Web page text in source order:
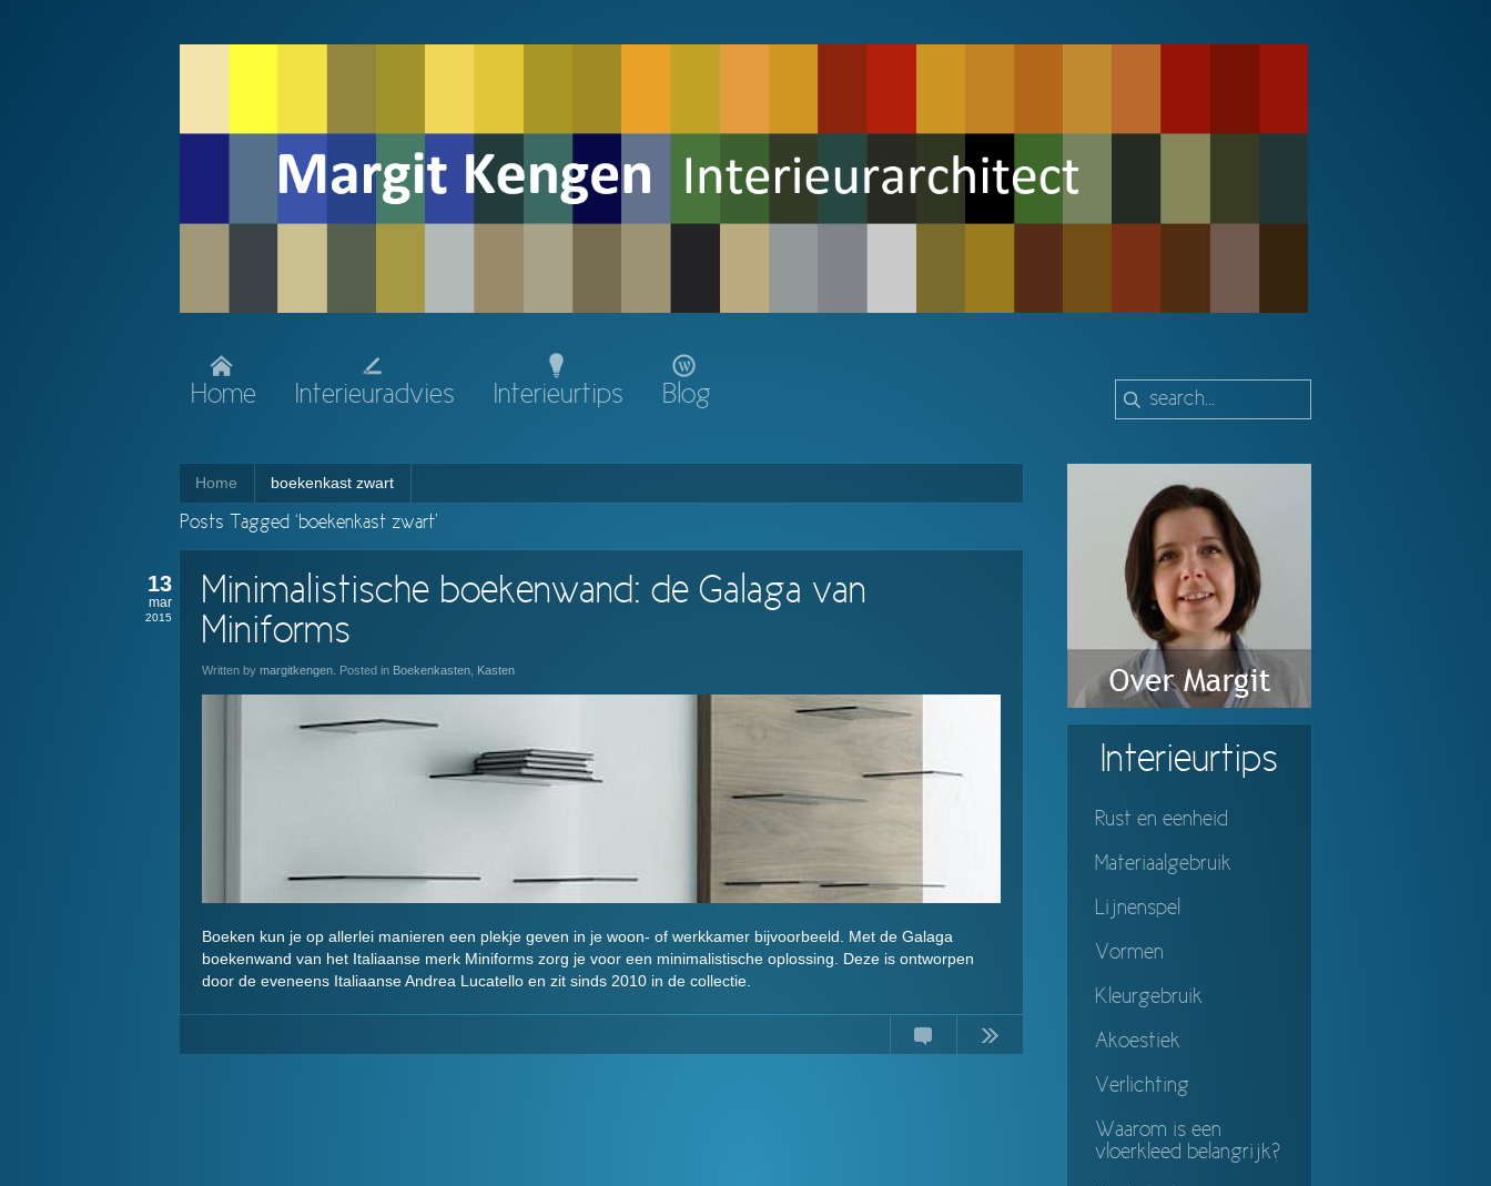
Home Interieuradvies Interieurtips Blog
Home boekenkast zwart
Posts Tagged ‘boekenkast zwart’
13
mar
2015
Minimalistische boekenwand: de Galaga van
Miniforms
Written by margitkengen . Posted in Boekenkasten Kasten
Boeken kun je op allerlei manieren een plekje geven in je woon- of werkkamer bijvoorbeeld. Met de Galaga
boekenwand van het Italiaanse merk Miniforms zorg je voor een minimalistische oplossing. Deze is ontworpen
door de eveneens Italiaanse Andrea Lucatello en zit sinds 2010 in de collectie.
Continue
Interieurtips
Rust en eenheid
Materiaalgebruik
Lijnenspel
Vormen
Kleurgebruik
Akoestiek
Verlichting
Waarom is een
vloerkleed belangrijk?